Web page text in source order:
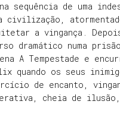
sequência de uma
a vingança.
dramático numa
A Tempestade e
quando os seus
de encanto,
cheia de